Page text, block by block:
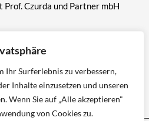
Ihr Surferlebnis zu verbessern,
Inhalte einzusetzen und unseren
Wenn Sie auf „Alle akzeptieren"
von Cookies zu.
Czurda und Partner mbH